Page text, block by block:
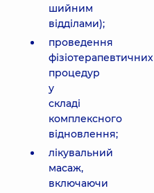
шийним
відділами);
проведення
фізіотерапевтичних
процедур
у
складі
комплексного
відновлення;
лікувальний
масаж,
включаючи